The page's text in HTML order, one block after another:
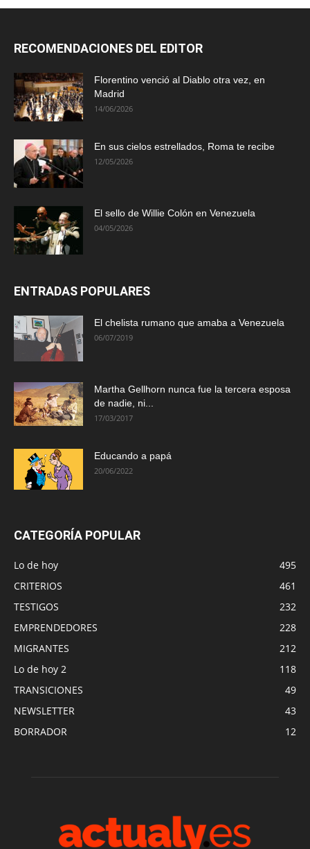
RECOMENDACIONES DEL EDITOR
Florentino venció al Diablo otra vez, en
Madrid
14/06/2026
En sus cielos estrellados, Roma te recibe
12/05/2026
El sello de Willie Colón en Venezuela
04/05/2026
ENTRADAS POPULARES
El chelista rumano que amaba a Venezuela
06/07/2019
Martha Gellhorn nunca fue la tercera esposa
de nadie, ni...
17/03/2017
Educando a papá
20/06/2022
CATEGORÍA POPULAR
Lo de hoy
495
CRITERIOS
461
TESTIGOS
232
EMPRENDEDORES
228
MIGRANTES
212
Lo de hoy 2
118
TRANSICIONES
49
NEWSLETTER
43
BORRADOR
12